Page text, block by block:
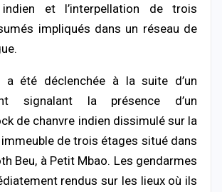
et l’interpellation de trois
impliqués dans un réseau de
a été déclenchée à la suite d’un
signalant la présence d’un
de chanvre indien dissimulé sur la
immeuble de trois étages situé dans
Beu, à Petit Mbao. Les gendarmes
rendus sur les lieux où ils